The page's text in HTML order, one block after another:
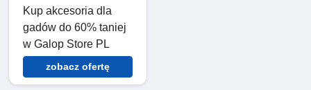
Kup akcesoria dla
gadów do 60% taniej
w Galop Store PL
zobacz ofertę